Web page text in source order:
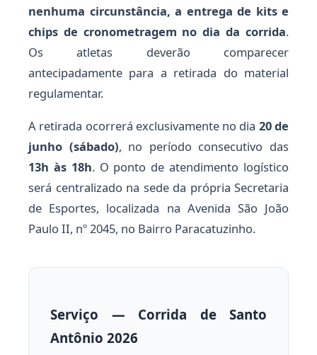
nenhuma circunstância, a entrega de kits e
chips de cronometragem no dia da corrida.
Os atletas deverão comparecer
antecipadamente para a retirada do material
regulamentar.
A retirada ocorrerá exclusivamente no dia 20 de
junho (sábado), no período consecutivo das
13h às 18h. O ponto de atendimento logístico
será centralizado na sede da própria Secretaria
de Esportes, localizada na Avenida São João
Paulo II, nº 2045, no Bairro Paracatuzinho.
Serviço — Corrida de Santo
Antônio 2026